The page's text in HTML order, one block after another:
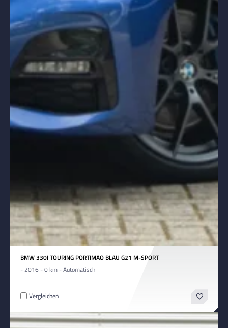
BMW 330I TOURING PORTIMAO BLAU G21 M-SPORT
- 2016 - 0 km - Automatisch
Vergleichen